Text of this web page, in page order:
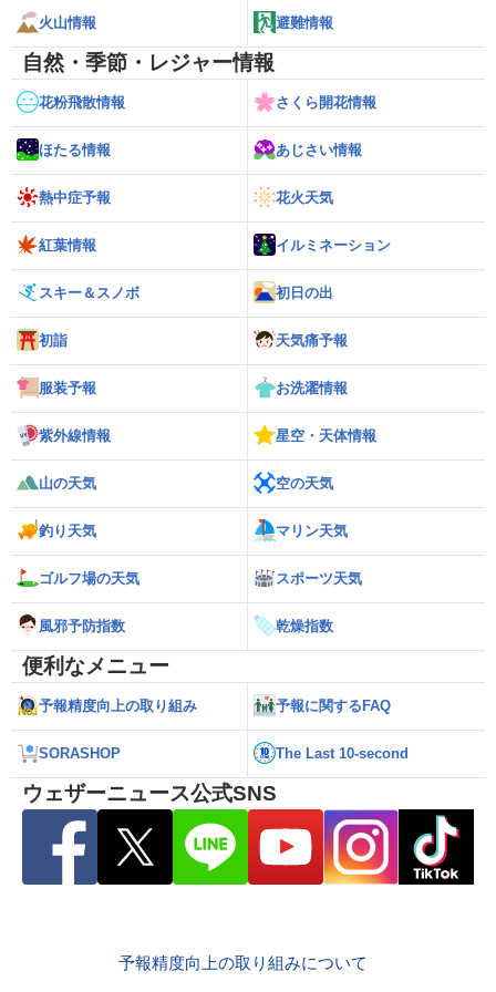
火山情報 避難情報
自然・季節・レジャー情報
花粉飛散情報 さくら開花情報
ほたる情報 あじさい情報
熱中症予報 花火天気
紅葉情報 イルミネーション
スキー＆スノボ 初日の出
初詣 天気痛予報
服装予報 お洗濯情報
紫外線情報 星空・天体情報
山の天気 空の天気
釣り天気 マリン天気
ゴルフ場の天気 スポーツ天気
風邪予防指数 乾燥指数
便利なメニュー
予報精度向上の取り組み 予報に関するFAQ
SORASHOP The Last 10-second
ウェザーニュース公式SNS
予報精度向上の取り組みについて